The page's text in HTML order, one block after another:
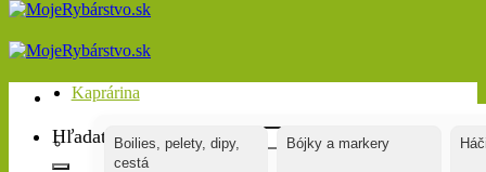
Hľadať:
Kaprárina
Boilies, pelety, dipy,
cestá
Bójky a markery